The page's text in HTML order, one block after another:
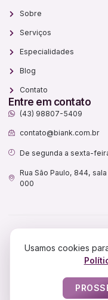
Sobre
Serviços
Especialidades
Blog
Contato
Entre em contato
(43) 98807-5409
contato@biank.com.br
De segunda a sexta-
Rua São Paulo, 844,
000
CNPJ:
© Soluções
Feito com ❤ por GRUPO DPG
- AG
Usamos cookies